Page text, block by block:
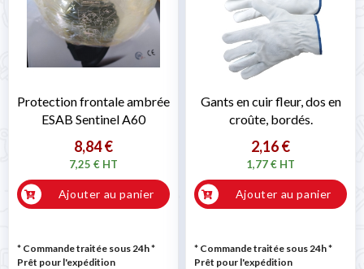
Protection frontale ambrée
ESAB Sentinel A60
8,84 €
7,25 € HT
Ajouter au panier
* Commande traitée sous 24h*
Prêt pour l'expédition
Gants en cuir fleur, dos en
croûte, bordés.
2,16 €
1,77 € HT
Ajouter au panier
* Commande traitée sous 24h*
Prêt pour l'expédition